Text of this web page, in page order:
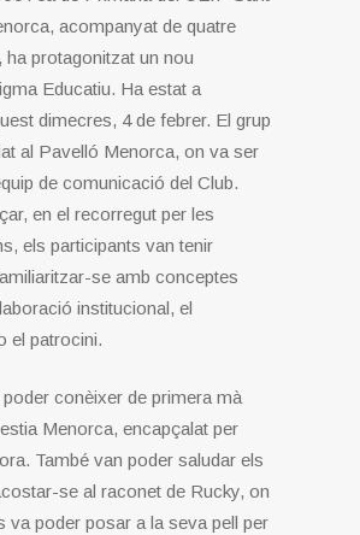
acompanyat de quatre
protagonitzat un nou
Educatiu. Ha estat a
dimecres, 4 de febrer. El grup
al Pavelló Menorca, on va ser
de comunicació del Club.
en el recorregut per les
els participants van tenir
se amb conceptes
institucional, el
el patrocini.
conèixer de primera mà
Menorca, encapçalat per
També van poder saludar els
se al raconet de Rucky, on
va poder posar a la seva pell per